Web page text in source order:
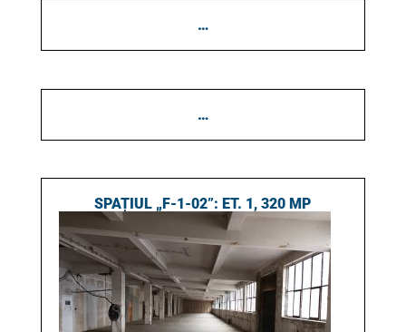
…
…
SPAȚIUL „F-1-02”: ET. 1, 320 MP